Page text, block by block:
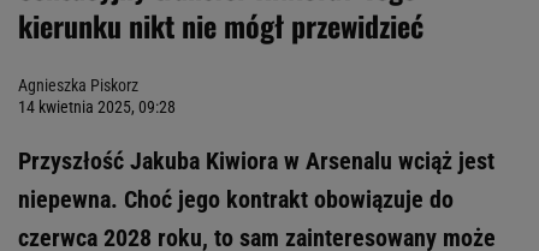
kierunku nikt nie mógł przewidzieć
Agnieszka Piskorz
14 kwietnia 2025, 09:28
Przyszłość Jakuba Kiwiora w Arsenalu wciąż jest
niepewna. Choć jego kontrakt obowiązuje do
czerwca 2028 roku, to sam zainteresowany może